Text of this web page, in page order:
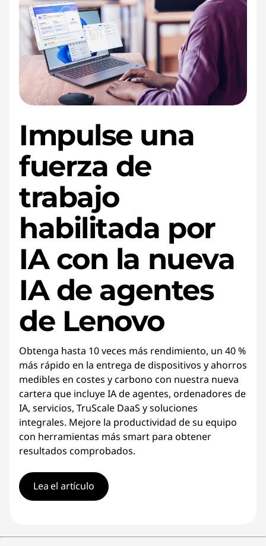
Impulse una
fuerza de
trabajo
habilitada por
IA con la nueva
IA de agentes
de Lenovo
Obtenga hasta 10 veces más rendimiento, un 40 %
más rápido en la entrega de dispositivos y ahorros
medibles en costes y carbono con nuestra nueva
cartera que incluye IA de agentes, ordenadores de
IA, servicios, TruScale DaaS y soluciones
integrales. Mejore la productividad de su equipo
con herramientas más smart para obtener
resultados comprobados.
Lea el artículo